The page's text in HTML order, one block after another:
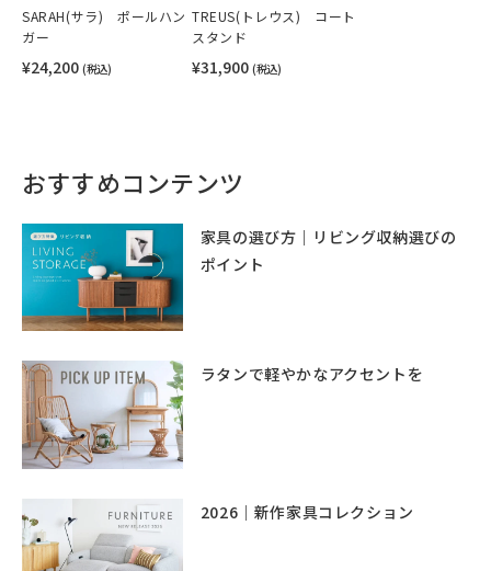
SARAH(サラ) ポールハン
ガー
¥24,200 (税込)
TREUS(トレウス) コート
スタンド
¥31,900 (税込)
おすすめコンテンツ
家具の選び方｜リビング収納選びの
ポイント
ラタンで軽やかなアクセントを
2026｜新作家具コレクション